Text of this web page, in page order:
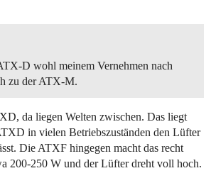
D wohl meinem Vernehmen nach
zu der ATX-M.
da liegen Welten zwischen. Das liegt
in vielen Betriebszuständen den Lüfter
Die ATXF hingegen macht das recht
200-250 W und der Lüfter dreht voll hoch.